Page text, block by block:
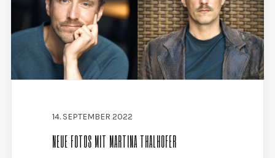
14. SEPTEMBER 2022
NEUE FOTOS MIT MARTINA THALHOFER